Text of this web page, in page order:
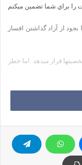
براي شما تضمين ميكنم
از
آزاد گذاشتن افسار
قرار ميدهد . اما خطر
و
(درحالي كه آنها پاك و